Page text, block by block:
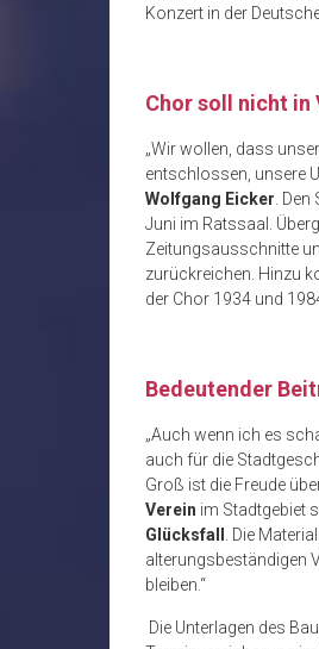
Konzert in der
Chor soll nicht in
„Wir wollen, dass
entschlossen, unsere
Wolfgang Eicker .
Juni im Ratssaal.
Zeitungsausschnitte
zurückreichen. Hinzu
der Chor 1934 und
Bedeutender
„Auch wenn ich es
auch für die
Groß ist die Freude
Verein im Stadtgebiet
Glücksfall
. Die
alterungsbeständigen
bleiben.“
Die Unterlagen des